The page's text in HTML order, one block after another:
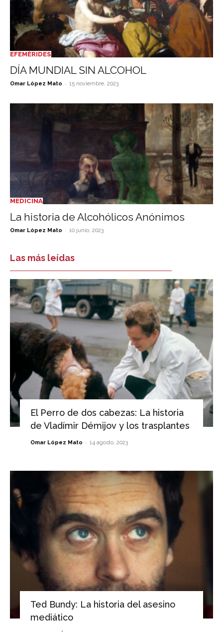
EFEMÉRIDES
DÍA MUNDIAL SIN ALCOHOL
Omar López Mato - 15 noviembre, 2023
MEDICINA
La historia de Alcohólicos Anónimos
Omar López Mato - 10 junio, 2023
Las más leídas
El Perro de dos cabezas: La historia
de Vladímir Démijov y los trasplantes
Omar López Mato - 14 agosto, 2023
Ted Bundy: La historia del asesino
mediático